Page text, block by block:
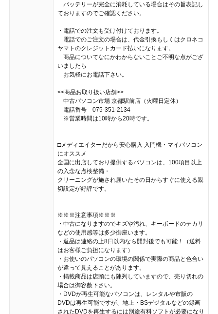
バッテリーが完全に消耗している場合はその旨表記し
ておりますのでご確認ください。
・電話での注文も受け付けております。
電話でのご注文の場合は、代金引換もしくはクロネコ
ヤマトのクレジットカード払いになります。
商品についてなにかわからないことご不明な点がござ
いましたら
お気軽にお電話下さい。
<<商品お取り扱い店舗>>
中古パソコン市場 京都駅前店（火曜日定休）
電話番号 075-351-2134
※営業時間は10時から20時です。
□メディエイターだから安心購入 入門機・マイパソコン
にオススメ
全国に出店しており提供するパソコンは、100項目以上
の入念な点検整備・
クリーニングが施され届いたその日からすぐに使える親
切設定が好評です。
※※※注意事項※※※
・中古になりますのでキズや汚れ、キーボードのテカリ
などの使用感等は多少御座います。
・返品は連絡の上8日以内なら開封後でも可能！（送料
はお客様ご負担になります）
・お使いのパソコンの環境の関係で実際の商品と色合い
が違って見えることがあります。
・掲載商品は店頭にも陳列していますので、売り切れの
場合は御容赦下さい。
・DVDが再生可能なパソコンは、レンタルや市販の
DVDは再生可能ですが、地上・BSデジタルなどの録画
されたDVDを再生するには別途有料ソフトが必要になり